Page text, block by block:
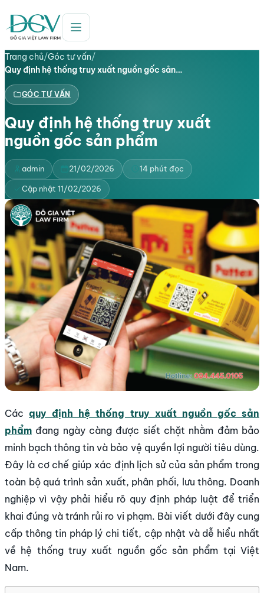
Trang chủ/Góc tư vấn/
Quy định hệ thống truy xuất nguồn gốc sản…
GÓC TƯ VẤN
Quy định hệ thống truy xuất
nguồn gốc sản phẩm
admin 21/02/2026 14 phút đọc
Cập nhật 11/02/2026
Cácquy định hệ thống truy xuất nguồn gốc sản
phẩm đang ngày càng được siết chặt nhằm đảm bảo
minh bạch thông tin và bảo vệ quyền lợi người tiêu dùng.
Đây là cơ chế giúp xác định lịch sử của sản phẩm trong
toàn bộ quá trình sản xuất, phân phối, lưu thông. Doanh
nghiệp vì vậy phải hiểu rõ quy định pháp luật để triển
khai đúng và tránh rủi ro vi phạm. Bài viết dưới đây cung
cấp thông tin pháp lý chi tiết, cập nhật và dễ hiểu nhất
về hệ thống truy xuất nguồn gốc sản phẩm tại Việt
Nam.